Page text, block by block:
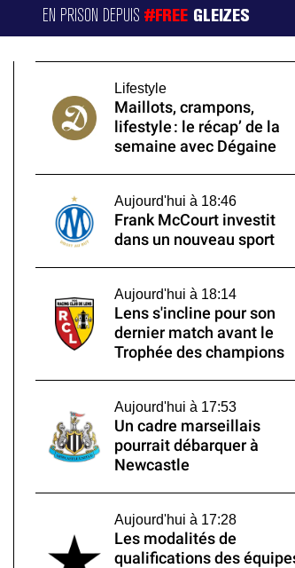
EN PRISON DEPUIS#FREE GLEIZES
Lifestyle
Maillots, crampons,
lifestyle : le récap’ de la
semaine avec Dégaine
Aujourd'hui à 18:46
Frank McCourt investit
dans un nouveau sport
Aujourd'hui à 18:14
Lens s'incline pour son
dernier match avant le
Trophée des champions
Aujourd'hui à 17:53
Un cadre marseillais
pourrait débarquer à
Newcastle
Aujourd'hui à 17:28
Les modalités de
qualifications des